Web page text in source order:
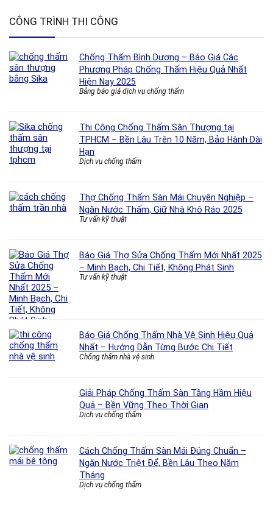
CÔNG TRÌNH THI CÔNG
Chống Thấm Bình Dương – Báo Giá Các
Phương Pháp Chống Thấm Hiệu Quả Nhất
Hiện Nay 2025
Bảng báo giá dịch vụ chống thấm
Thi Công Chống Thấm Sân Thượng tại
TPHCM – Bền Lâu Trên 10 Năm, Bảo Hành Dài
Hạn
Dịch vụ chống thấm
Thợ Chống Thấm Sàn Mái Chuyên Nghiệp –
Ngăn Nước Thấm, Giữ Nhà Khô Ráo 2025
Tư vấn kỹ thuật
Báo Giá Thợ Sửa Chống Thấm Mới Nhất 2025
– Minh Bạch, Chi Tiết, Không Phát Sinh
Tư vấn kỹ thuật
Báo Giá Chống Thấm Nhà Vệ Sinh Hiệu Quả
Nhất – Hướng Dẫn Từng Bước Chi Tiết
Chống thấm nhà vệ sinh
Giải Pháp Chống Thấm Sàn Tầng Hầm Hiệu
Quả – Bền Vững Theo Thời Gian
Dịch vụ chống thấm
Cách Chống Thấm Sàn Mái Đúng Chuẩn –
Ngăn Nước Triệt Để, Bền Lâu Theo Năm
Tháng
Dịch vụ chống thấm